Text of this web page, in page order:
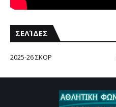
ΣΕΛΊΔΕΣ
2025-26 ΣΚΟΡ